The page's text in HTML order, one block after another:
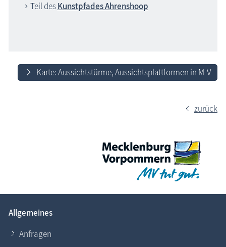
Teil desKunstpfades Ahrenshoop
Karte: Aussichtstürme, Aussichtsplattformen in M-V
zurück
Allgemeines
Anfragen